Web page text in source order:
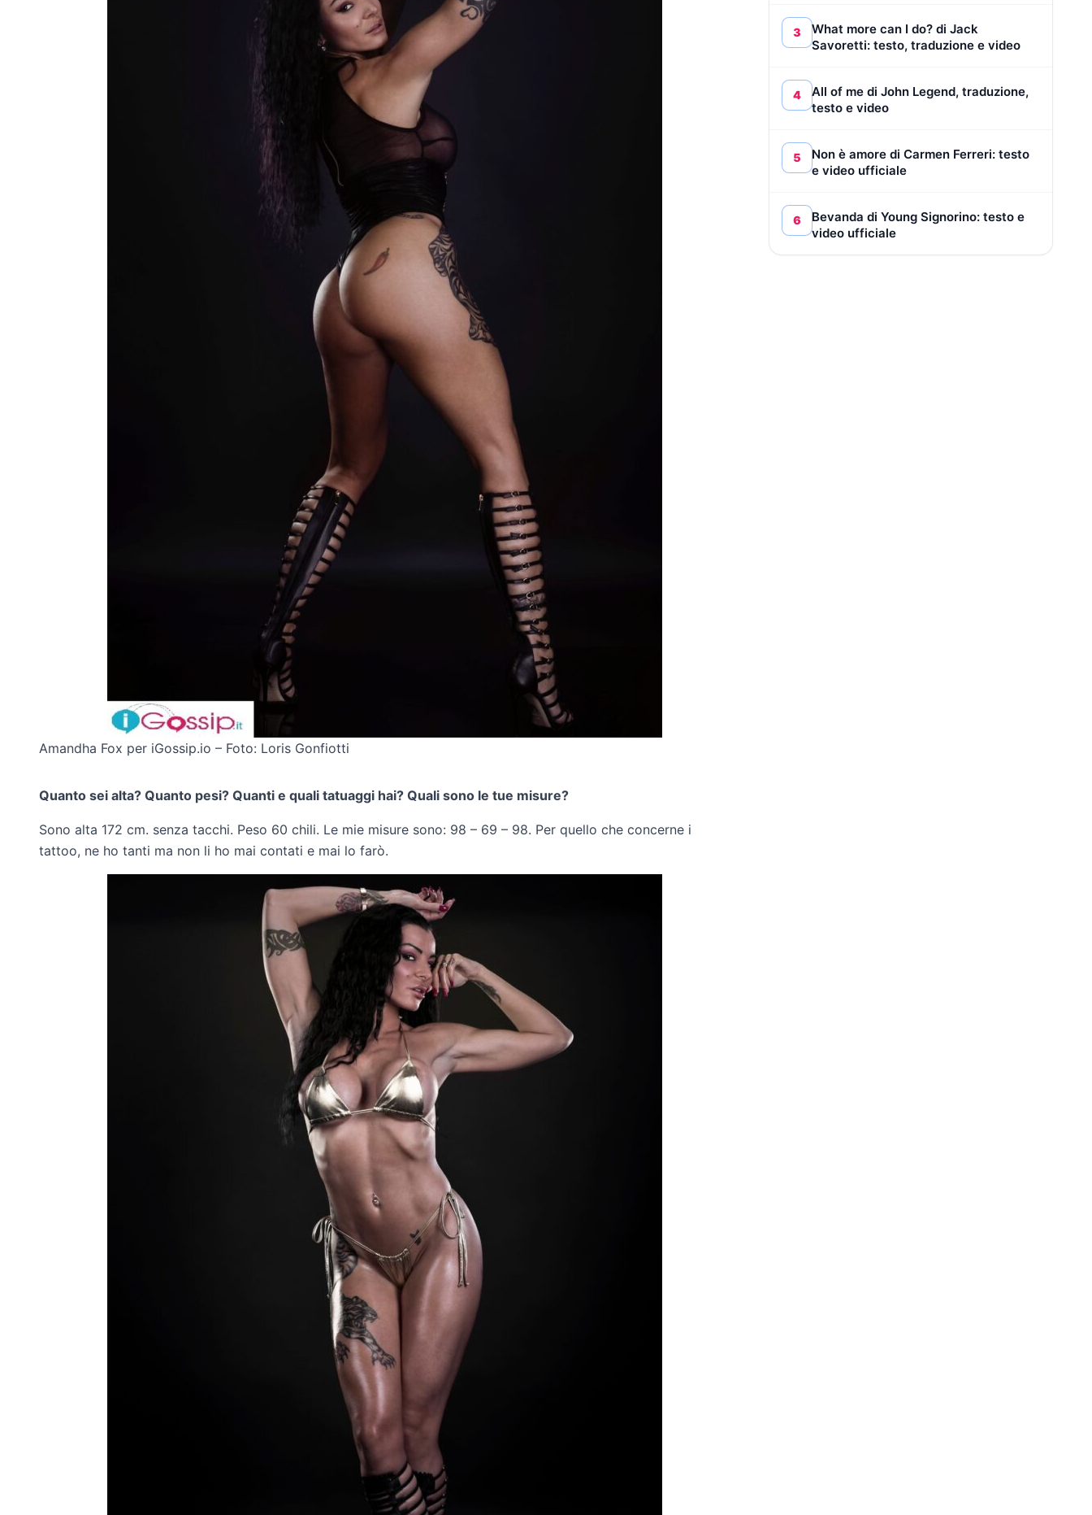
Amandha Fox per iGossip.io – Foto: Loris Gonfiotti
Quanto sei alta? Quanto pesi? Quanti e quali tatuaggi hai? Quali sono le tue misure?
Sono alta 172 cm. senza tacchi. Peso 60 chili. Le mie misure sono: 98 – 69 – 98. Per quello che concerne i
tattoo, ne ho tanti ma non li ho mai contati e mai lo farò.
3
What more can I do? di Jack
Savoretti: testo, traduzione e video
4
All of me di John Legend, traduzione,
testo e video
5
Non è amore di Carmen Ferreri: testo
e video ufficiale
6
Bevanda di Young Signorino: testo e
video ufficiale